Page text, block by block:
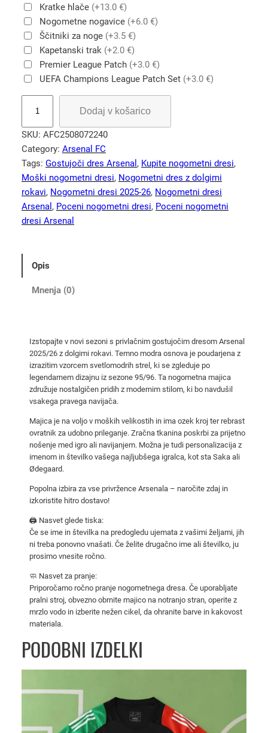
Kratke hlače (+13.0 €)
Nogometne nogavice (+6.0 €)
Ščitniki za noge (+3.5 €)
Kapetanski trak (+2.0 €)
Premier League Patch (+3.0 €)
UEFA Champions League Patch Set (+3.0 €)
l
g
i
r
o
k
a
o
Dodaj v košarico
SKU: AFC2508072240
Category: Arsenal FC
Tags: Gostujoči dres Arsenal , Kupite nogometni dresi
Moški nogometni dresi, Nogometni dres z dolgimi
rokavi, Nogometni dresi 2025-26, Nogometni dresi
Arsenal , Poceni nogometni dresi, Poceni nogometni
dresi Arsenal
Opis
Mnenja (0)
Izstopajte v novi sezoni s privlačnim gostujočim dresom Arsenal
2025/26 z dolgimi rokavi. Temno modra osnova je poudarjena z
izrazitim vzorcem svetlomodrih strel, ki se zgleduje po
legendarnem dizajnu iz sezone 95/96. Ta nogometna majica
združuje nostalgičen pridih z modernim stilom, ki bo navdušil
vsakega pravega navijača.
Majica je na voljo v moških velikostih in ima ozek kroj ter rebrast
ovratnik za udobno prileganje. Zračna tkanina poskrbi za prijetno
nošenje med igro ali navijanjem. Možna je tudi personalizacija z
imenom in številko vašega najljubšega igralca, kot sta Saka ali
Ødegaard.
Popolna izbira za vse privržence Arsenala – naročite zdaj in
izkoristite hitro dostavo!
🖨️ Nasvet glede tiska:
Če se ime in številka na predogledu ujemata z vašimi željami, jih
ni treba ponovno vnašati. Če želite drugačno ime ali številko, ju
prosimo vnesite ročno.
🧼 Nasvet za pranje:
Priporočamo ročno pranje nogometnega dresa. Če uporabljate
pralni stroj, obvezno obrnite majico na notranjo stran, operite z
mrzlo vodo in izberite nežen cikel, da ohranite barve in kakovost
materiala.
PODOBNI IZDELKI